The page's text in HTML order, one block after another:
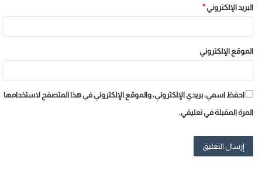
البريد الإلكتروني *
الموقع الإلكتروني
احفظ اسمي، بريدي الإلكتروني، والموقع الإلكتروني في هذا المتصفح لاستخدامها
المرة المقبلة في تعليقي.